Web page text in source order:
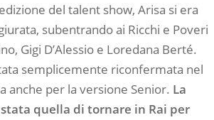
del talent show, Arisa si era
subentrando ai Ricchi e Poveri
Gigi D’Alessio e Loredana Berté.
semplicemente riconfermata nel
anche per la versione Senior. La
quella di tornare in Rai per